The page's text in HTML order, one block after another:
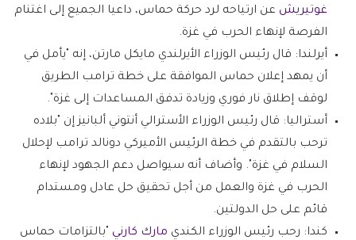
غوتيريش عن ارتياحه لرد حركة حماس، داعيا الجميع إلى اغتنام
الفرصة لإنهاء الحرب في غزة.
أيرلندا: قال رئيس الوزراء الأيرلندي مايكل مارتن، إنه "يأمل في
أن يمهد إعلان حماس الموافقة على خطة ترامب الطريق
لوقف إطلاق نار فوري وزيادة تدفق المساعدات إلى غزة".
أستراليا: قال رئيس الوزراء الأسترالي أنتوني ألبانيز إن "بلاده
ترحب بالتقدم في خطة الرئيس الأميركي دونالد ترامب لإحلال
السلام في غزة". وأضاف أنه سيواصل دعم الجهود لإنهاء
الحرب في غزة والعمل من أجل تحقيق حل عادل ومستدام
قائم على حل الدولتين.
كندا: رحب رئيس الوزراء الكندي مارك كارني "بالتزامات حماس